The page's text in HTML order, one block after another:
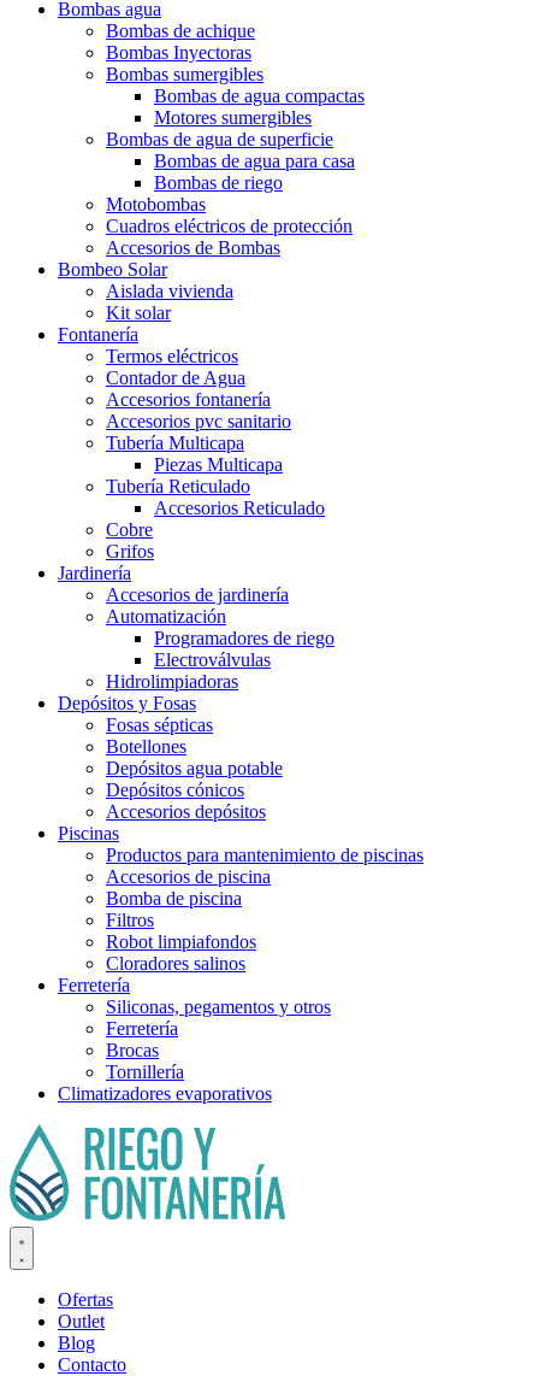
Bombas agua
Bombas de achique
Bombas Inyectoras
Bombas sumergibles
Bombas de agua compactas
Motores sumergibles
Bombas de agua de superficie
Bombas de agua para casa
Bombas de riego
Motobombas
Cuadros eléctricos de protección
Accesorios de Bombas
Bombeo Solar
Aislada vivienda
Kit solar
Fontanería
Termos eléctricos
Contador de Agua
Accesorios fontanería
Accesorios pvc sanitario
Tubería Multicapa
Piezas Multicapa
Tubería Reticulado
Accesorios Reticulado
Cobre
Grifos
Jardinería
Accesorios de jardinería
Automatización
Programadores de riego
Electroválvulas
Hidrolimpiadoras
Depósitos y Fosas
Fosas sépticas
Botellones
Depósitos agua potable
Depósitos cónicos
Accesorios depósitos
Piscinas
Productos para mantenimiento de piscinas
Accesorios de piscina
Bomba de piscina
Filtros
Robot limpiafondos
Cloradores salinos
Ferretería
Siliconas, pegamentos y otros
Ferretería
Brocas
Tornillería
Climatizadores evaporativos
Ofertas
Outlet
Blog
Contacto